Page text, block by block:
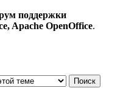
поддержки
Apache OpenOffice.